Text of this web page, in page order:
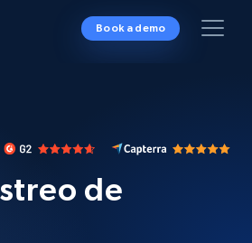
Book a demo
de